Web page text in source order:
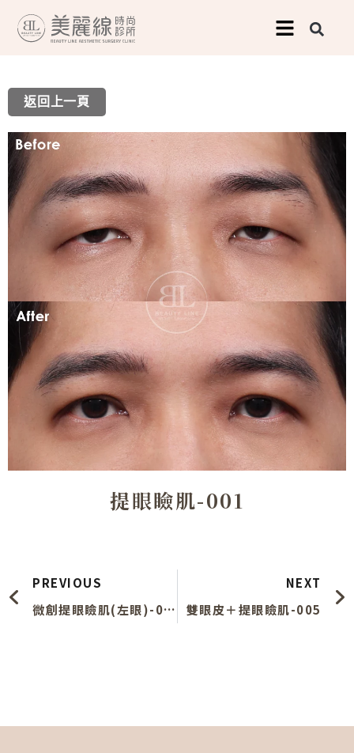
要
內
容
返回上一頁
提眼瞼肌-001
PREVIOUS
微創提眼瞼肌(左眼)-002
NEXT
雙眼皮＋提眼瞼肌-005